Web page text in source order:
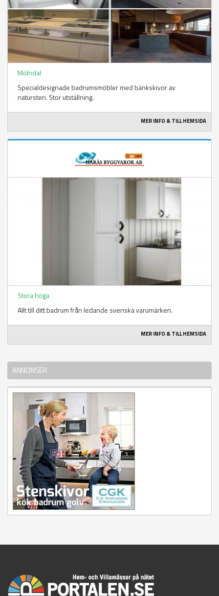
Mölndal
Specialdesignade badrumsmöbler med bänkskivor av
natursten. Stor utställning.
MER INFO & TILL HEMSIDA
Stora höga
Allt till ditt badrum från ledande svenska varumärken.
MER INFO & TILL HEMSIDA
ANNONSER